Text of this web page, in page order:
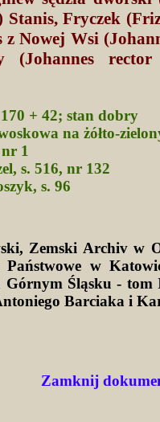
Fryczek
z Nowej Wsi
(Johannes
+ 42; stan dobry
na żółto-
1
s. 516, nr 132
s. 96
Zemski Archiv w
w
Górnym Śląsku - tom
Barciaka i
Zamknij